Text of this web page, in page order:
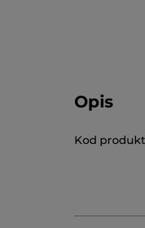
Opis
Kod